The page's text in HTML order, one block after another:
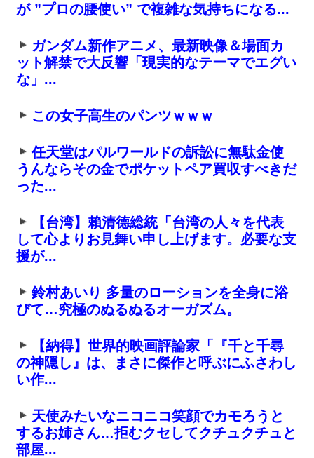
が ”プロの腰使い” で複雑な気持ちになる...
ガンダム新作アニメ、最新映像＆場面カ
ット解禁で大反響「現実的なテーマでエグい
な」...
この女子高生のパンツｗｗｗ
任天堂はパルワールドの訴訟に無駄金使
うんならその金でポケットペア買収すべきだ
った...
【台湾】賴清德総統「台湾の人々を代表
して心よりお見舞い申し上げます。必要な支
援が...
鈴村あいり 多量のローションを全身に浴
びて…究極のぬるぬるオーガズム。
【納得】世界的映画評論家「『千と千尋
の神隠し』は、まさに傑作と呼ぶにふさわし
い作...
天使みたいなニコニコ笑顔でカモろうと
するお姉さん…拒むクセしてクチュクチュと
部屋...